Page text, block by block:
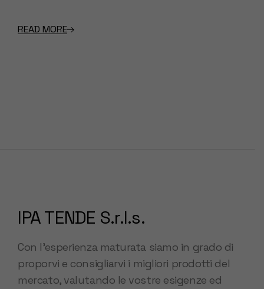
READ MORE
IPA TENDE S.r.l.s.
Con l’esperienza maturata siamo in grado di
proporvi e consigliarvi i migliori prodotti del
mercato, valutando le vostre esigenze ed